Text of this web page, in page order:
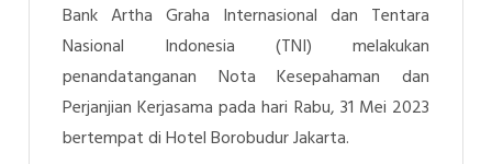
Bank Artha Graha Internasional dan Tentara
Nasional Indonesia (TNI) melakukan
penandatanganan Nota Kesepahaman dan
Perjanjian Kerjasama pada hari Rabu, 31 Mei 2023
bertempat di Hotel Borobudur Jakarta.